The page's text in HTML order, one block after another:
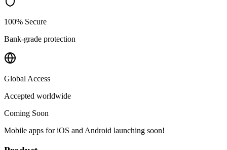
100% Secure
Bank-grade protection
Global Access
Accepted worldwide
Coming Soon
Mobile apps for iOS and Android launching soon!